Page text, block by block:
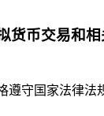
货币交易和
遵守国家法律